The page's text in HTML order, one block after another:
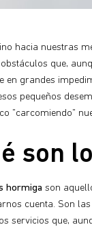
hacia nuestras
que,
en grandes
pequeños
"carcomiendo"
son
hormiga son
cuenta. Son
servicios que,